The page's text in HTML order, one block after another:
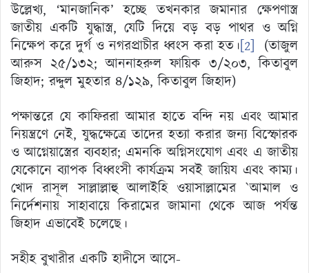
উল্লেখ্য, ‘মানজানিক’ হচ্ছে তখনকার জমানার ক্ষেপণাস্ত্র
জাতীয় একটি যুদ্ধাস্ত্র, যেটি দিয়ে বড় বড় পাথর ও অগ্নি
নিক্ষেপ করে দুর্গ ও নগরপ্রাচীর ধ্বংস করা হত।[2] (তাজুল
আরুস ২৫/১৩২; আননাহরুল ফায়িক ৩/২০৩, কিতাবুল
জিহাদ; রদ্দুল মুহতার ৪/১২৯, কিতাবুল জিহাদ)
পক্ষান্তরে যে কাফিররা আমার হাতে বন্দি নয় এবং আমার
নিয়ন্ত্রণে নেই, যুদ্ধক্ষেত্রে তাদের হত্যা করার জন্য বিস্ফোরক
ও আগ্নেয়াস্ত্রের ব্যবহার; এমনকি অগ্নিসংযোগ এবং এ জাতীয়
যেকোনে ব্যাপক বিধ্বংসী কার্যক্রম সবই জায়িয এবং কাম্য।
খোদ রাসূল সাল্লাল্লাহু আলাইহি ওয়াসাল্লামের `আমাল ও
নির্দেশনায় সাহাবায়ে কিরামের জামানা থেকে আজ পর্যন্ত
জিহাদ এভাবেই চলেছে।
সহীহ বুখারীর একটি হাদীসে আসে-